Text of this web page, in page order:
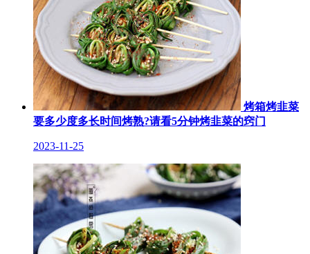
烤箱烤韭菜
要多少度多长时间烤熟?请看5分钟烤韭菜的窍门
2023-11-25